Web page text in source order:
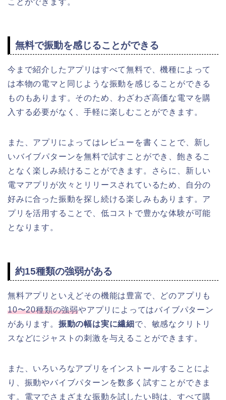
無料で振動を感じることができる
今まで紹介したアプリはすべて無料で、機種によって
は本物の電マと同じような振動を感じることができる
ものもあります。そのため、わざわざ高価な電マを購
入する必要がなく、手軽に楽しむことができます。
また、アプリによってはレビューを書くことで、新し
いバイブパターンを無料で試すことができ、飽きるこ
となく楽しみ続けることができます。さらに、新しい
電マアプリが次々とリリースされているため、自分の
好みに合った振動を探し続ける楽しみもあります。ア
プリを活用することで、低コストで豊かな体験が可能
となります。
約15種類の強弱がある
無料アプリといえどその機能は豊富で、どのアプリも
10〜20種類の強弱やアプリによってはバイブパターン
があります。 振動の幅は実に繊細 で、敏感なクリトリ
スなどにジャストの刺激を与えることができます。
また、いろいろなアプリをインストールすることによ
り、振動やバイブパターンを数多く試すことができま
す。電マでさまざまな振動を試したい時は、すべて購